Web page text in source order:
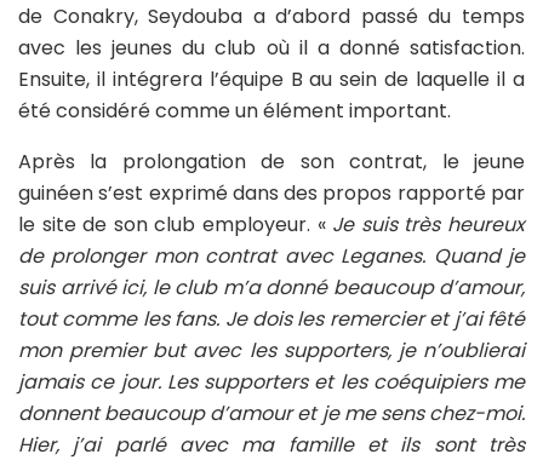
de Conakry, Seydouba a d’abord passé du temps
avec les jeunes du club où il a donné satisfaction.
Ensuite, il intégrera l’équipe B au sein de laquelle il a
été considéré comme un élément important.
Après la prolongation de son contrat, le jeune
guinéen s’est exprimé dans des propos rapporté par
le site de son club employeur. « Je suis très heureux
de prolonger mon contrat avec Leganes. Quand je
suis arrivé ici, le club m’a donné beaucoup d’amour,
tout comme les fans. Je dois les remercier et j’ai fêté
mon premier but avec les supporters, je n’oublierai
jamais ce jour. Les supporters et les coéquipiers me
donnent beaucoup d’amour et je me sens chez-moi.
Hier, j’ai parlé avec ma famille et ils sont très